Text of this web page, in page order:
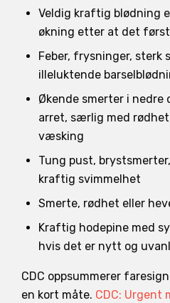
Veldig kraftig blødning
økning etter at det først
Feber, frysninger, sterk
illeluktende
Økende smerter i nedre
arret, særlig med
væsking
Tung pust,
kraftig svimmelhet
Smerte, rødhet eller
Kraftig hodepine med
hvis det er nytt og
CDC oppsummerer
en kort måte. CDC: Urgent